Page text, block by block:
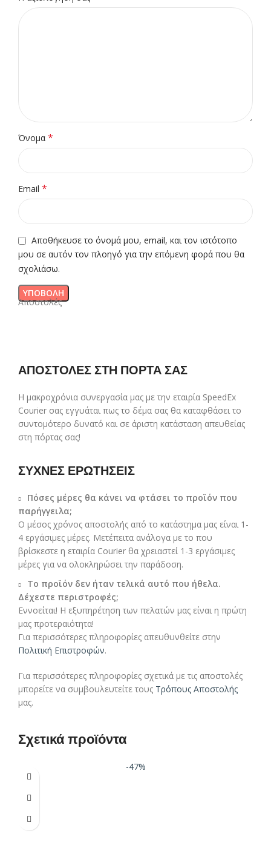
Όνομα *
Email *
Αποθήκευσε το όνομά μου, email, και τον ιστότοπο
μου σε αυτόν τον πλοηγό για την επόμενη φορά που θα
σχολιάσω.
Αποστολές
ΑΠΟΣΤΟΛΕΣ ΣΤΗ ΠΟΡΤΑ ΣΑΣ
Η μακροχρόνια συνεργασία μας με την εταιρία SpeedEx
Courier σας εγγυάται πως το δέμα σας θα καταφθάσει το
συντομότερο δυνατό και σε άριστη κατάσταση απευθείας
στη πόρτας σας!
ΣΥΧΝΕΣ ΕΡΩΤΗΣΕΙΣ
Πόσες μέρες θα κάνει να φτάσει το προϊόν που
παρήγγειλα;
Ο μέσος χρόνος αποστολής από το κατάστημα μας είναι 1-
4 εργάσιμες μέρες. Μετέπειτα ανάλογα με το που
βρίσκεστε η εταιρία Courier θα χρειαστεί 1-3 εργάσιμες
μέρες για να ολοκληρώσει την παράδοση.
Το προϊόν δεν ήταν τελικά αυτό που ήθελα.
Δέχεστε περιστροφές;
Εννοείται! Η εξυπηρέτηση των πελατών μας είναι η πρώτη
μας προτεραιότητα!
Για περισσότερες πληροφορίες απευθυνθείτε στην
Πολιτική Επιστροφών.
Για περισσότερες πληροφορίες σχετικά με τις αποστολές
μπορείτε να συμβουλευτείτε τους Τρόπους Αποστολής
μας.
Σχετικά προϊόντα
-47%